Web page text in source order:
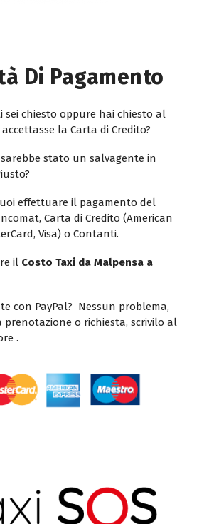
Di Pagamento
sei chiesto oppure hai chiesto al
accettasse la Carta di Credito?
sarebbe stato un salvagente in
effettuare il pagamento del
Carta di Credito (American
Visa) o Contanti.
il Costo Taxi da Malpensa a
con PayPal? Nessun problema,
o richiesta, scrivilo al
.